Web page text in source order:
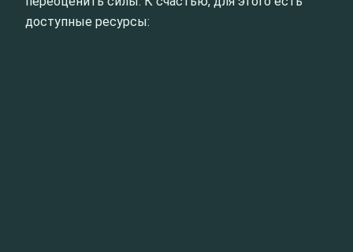
доступные ресурсы: